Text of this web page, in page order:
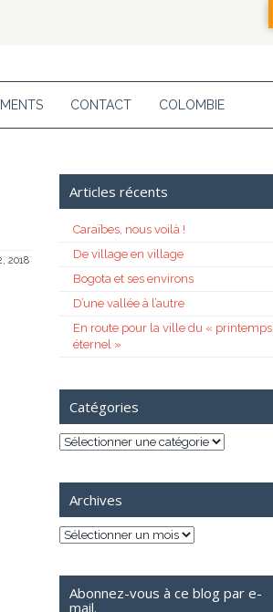
CONTACT COLOMBIE
2018
Articles récents
Caraïbes, nous voilà !
De village en village
Bogota et ses environs
D’une vallée à l’autre
En route pour la ville du « printemps
éternel »
Catégories
Catégories
Archives
Archives
Abonnez-vous à ce blog par e-
mail.